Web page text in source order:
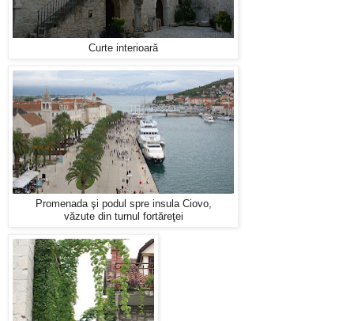
Curte interioară
Promenada şi podul spre insula Ciovo,
văzute din turnul fortăreţei